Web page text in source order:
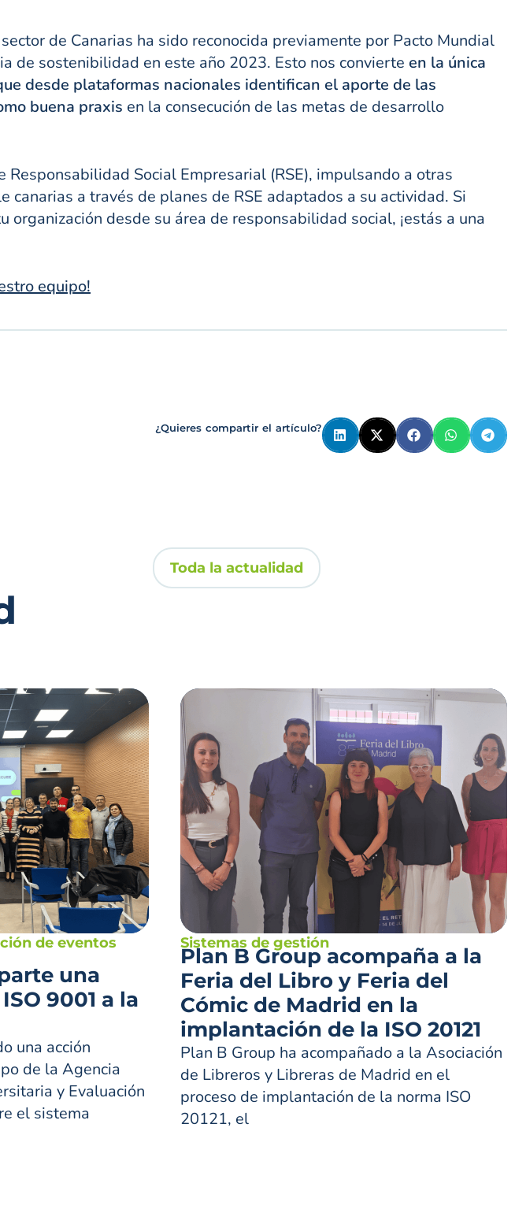
de Canarias ha sido reconocida previamente por Pacto Mundial
de sostenibilidad en este año 2023. Esto nos convierte en la única
desde plataformas nacionales identifican el aporte de las
buena praxis en la consecución de las metas de desarrollo
Social Empresarial (RSE), impulsando a otras
a través de planes de RSE adaptados a su actividad. Si
desde su área de responsabilidad social, ¡estás a una
equipo!
¿Quieres compartir el artículo?
Toda la actualidad
de eventos
una
9001 a la
una acción
de la Agencia
y Evaluación
el sistema
Sistemas de gestión
Plan B Group acompaña a la
Feria del Libro y Feria del
Cómic de Madrid en la
implantación de la ISO 20121
Plan B Group ha acompañado a la Asociación
de Libreros y Libreras de Madrid en el
proceso de implantación de la norma ISO
20121, el